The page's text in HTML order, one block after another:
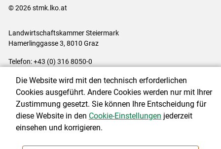
© 2026 stmk.lko.at
Landwirtschaftskammer Steiermark
Hamerlinggasse 3, 8010 Graz
Telefon: +43 (0) 316 8050-0
Impressum|Kontakt|Datenschutzerklärung|Barrierefreiheit|
Cookie-Einstellungen
NEWSLETTER
Die Website wird mit den technisch erforderlichen
Cookies ausgeführt. Andere Cookies werden nur mit Ihrer
Zustimmung gesetzt. Sie können Ihre Entscheidung für
diese Website in den Cookie-Einstellungen jederzeit
einsehen und korrigieren.